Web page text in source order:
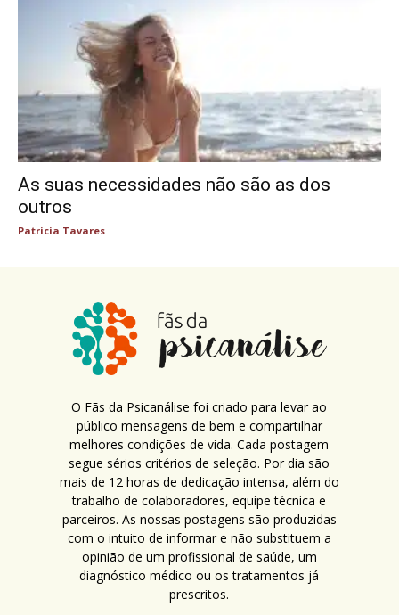
As suas necessidades não são as dos
outros
Patricia Tavares
O Fãs da Psicanálise foi criado para levar ao
público mensagens de bem e compartilhar
melhores condições de vida. Cada postagem
segue sérios critérios de seleção. Por dia são
mais de 12 horas de dedicação intensa, além do
trabalho de colaboradores, equipe técnica e
parceiros. As nossas postagens são produzidas
com o intuito de informar e não substituem a
opinião de um profissional de saúde, um
diagnóstico médico ou os tratamentos já
prescritos.